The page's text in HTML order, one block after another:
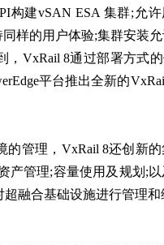
建vSAN ESA 集群;允许
样的用户体验;集群安装允
VxRail 8通过部署方式的
平台推出全新的
理，VxRail 8还创新的
产管理;容量使用及规划;
融合基础设施进行管理和